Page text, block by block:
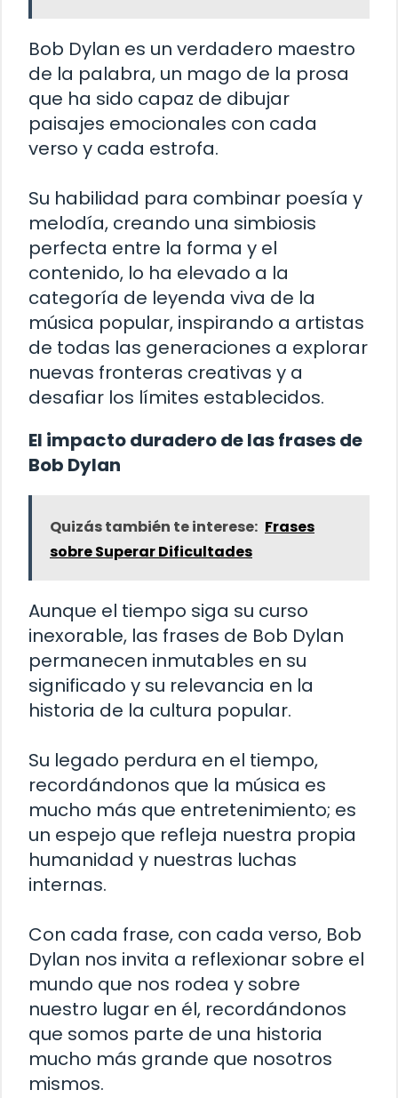
Bob Dylan es un verdadero maestro
de la palabra, un mago de la prosa
que ha sido capaz de dibujar
paisajes emocionales con cada
verso y cada estrofa.
Su habilidad para combinar poesía y
melodía, creando una simbiosis
perfecta entre la forma y el
contenido, lo ha elevado a la
categoría de leyenda viva de la
música popular, inspirando a artistas
de todas las generaciones a explorar
nuevas fronteras creativas y a
desafiar los límites establecidos.
El impacto duradero de las frases de
Bob Dylan
Quizás también te interese: Frases
sobre Superar Dificultades
Aunque el tiempo siga su curso
inexorable, las frases de Bob Dylan
permanecen inmutables en su
significado y su relevancia en la
historia de la cultura popular.
Su legado perdura en el tiempo,
recordándonos que la música es
mucho más que entretenimiento; es
un espejo que refleja nuestra propia
humanidad y nuestras luchas
internas.
Con cada frase, con cada verso, Bob
Dylan nos invita a reflexionar sobre el
mundo que nos rodea y sobre
nuestro lugar en él, recordándonos
que somos parte de una historia
mucho más grande que nosotros
mismos.